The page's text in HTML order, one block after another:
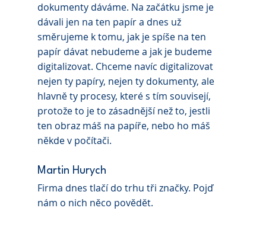
dokumenty dáváme. Na začátku jsme je
dávali jen na ten papír a dnes už
směrujeme k tomu, jak je spíše na ten
papír dávat nebudeme a jak je budeme
digitalizovat. Chceme navíc digitalizovat
nejen ty papíry, nejen ty dokumenty, ale
hlavně ty procesy, které s tím souvisejí,
protože to je to zásadnější než to, jestli
ten obraz máš na papíře, nebo ho máš
někde v počítači.
Martin Hurych
Firma dnes tlačí do trhu tři značky. Pojď
nám o nich něco povědět.